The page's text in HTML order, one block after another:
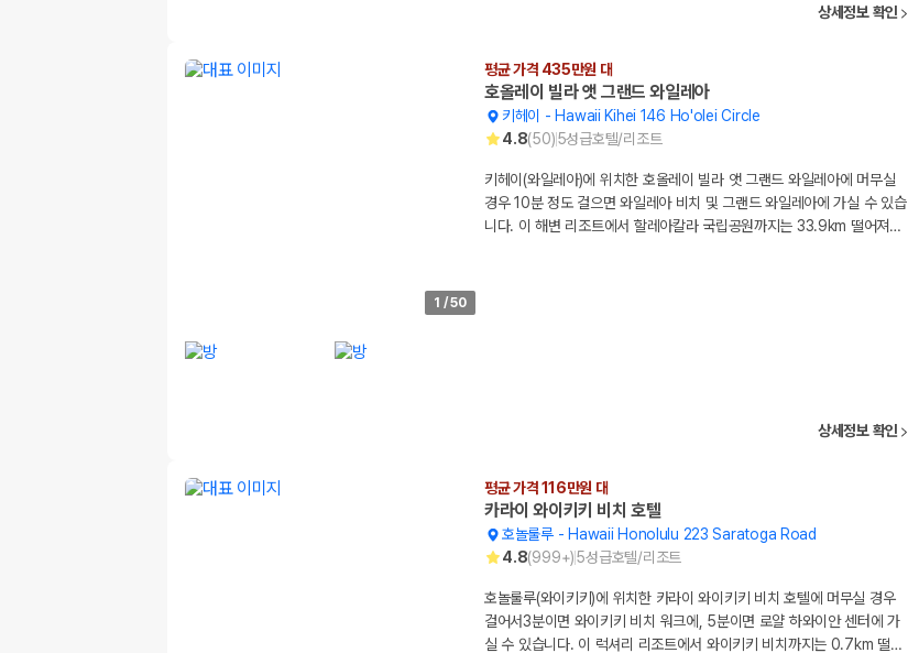
상세정보 확인
1 /50
평균 가격 435만원 대
호올레이 빌라 앳 그랜드 와일레아
키헤이 - Hawaii Kihei 146 Ho'olei Circle
4.8(50)5성급호텔/리조트
키헤이(와일레아)에 위치한 호올레이 빌라 앳 그랜드 와일레아에 머무실
경우 10분 정도 걸으면 와일레아 비치 및 그랜드 와일레아에 가실 수 있습
니다. 이 해변 리조트에서 할레아칼라 국립공원까지는 33.9km 떨어져…
상세정보 확인
평균 가격 116만원 대
카라이 와이키키 비치 호텔
호놀룰루- Hawaii Honolulu 223 Saratoga Road
4.8(999+)5성급호텔/리조트
호놀룰루(와이키키)에 위치한 카라이 와이키키 비치 호텔에 머무실 경우
걸어서3분이면 와이키키 비치 워크에, 5분이면 로얄 하와이안 센터에 가
실 수 있습니다. 이 럭셔리 리조트에서 와이키키 비치까지는 0.7km 떨…